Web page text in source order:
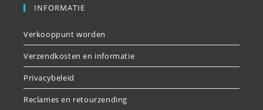
INFORMATIE
Verkooppunt worden
Verzendkosten en informatie
Privacybeleid
Reclames en retourzending